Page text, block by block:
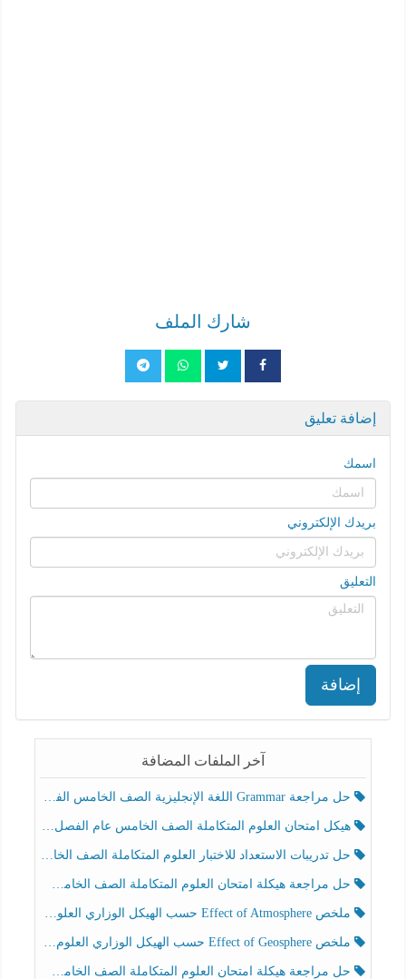
شارك الملف
إضافة تعليق
اسمك
بريدك الإلكتروني
التعليق
إضافة
آخر الملفات المضافة
حل مراجعة Grammar اللغة الإنجليزية الصف الخامس الفصل الثالث
هيكل امتحان العلوم المتكاملة الصف الخامس عام الفصل الدراسي الثالث 2025-2026
حل تدريبات الاستعداد للاختبار العلوم المتكاملة الصف الخامس عام الفصل الثالث
حل مراجعة هيكلة امتحان العلوم المتكاملة الصف الخامس انسبير الفصل الثالث
ملخص Effect of Atmosphere حسب الهيكل الوزاري العلوم المتكاملة الصف الخامس انسبير الفصل الثالث
ملخص Effect of Geosphere حسب الهيكل الوزاري العلوم المتكاملة الصف الخامس انسبير الفصل الثالث
حل مراجعة هيكلة امتحان العلوم المتكاملة الصف الخامس عام الفصل الثالث